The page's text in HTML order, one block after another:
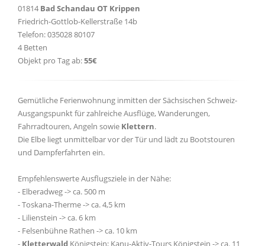
01814 Bad Schandau OT Krippen
Friedrich-Gottlob-Kellerstraße 14b
Telefon: 035028 80107
4 Betten
Objekt pro Tag ab:55€
Gemütliche Ferienwohnung inmitten der Sächsischen Schweiz-
Ausgangspunkt für zahlreiche Ausflüge, Wanderungen,
Fahrradtouren, Angeln sowie Klettern.
Die Elbe liegt unmittelbar vor der Tür und lädt zu Bootstouren
und Dampferfahrten ein.
Empfehlenswerte Ausflugsziele in der Nähe:
- Elberadweg -> ca. 500 m
- Toskana-Therme -> ca. 4,5 km
- Lilienstein -> ca. 6 km
- Felsenbühne Rathen -> ca. 10 km
- Kletterwald Königstein; Kanu-Aktiv-Tours Königstein -> ca. 11